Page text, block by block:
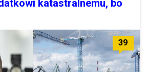
katastralnemu, bo
39